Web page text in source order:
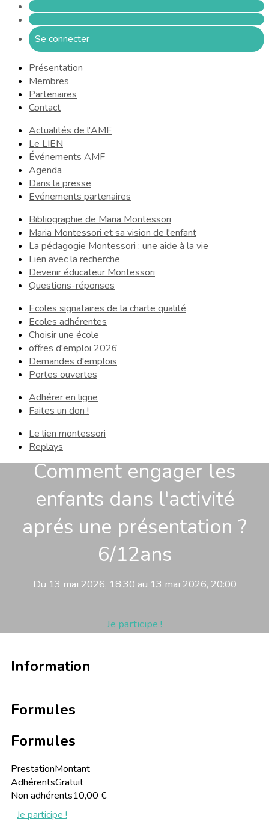
Se connecter
Présentation
Membres
Partenaires
Contact
Actualités de l'AMF
Le LIEN
Événements AMF
Agenda
Dans la presse
Evénements partenaires
Bibliographie de Maria Montessori
Maria Montessori et sa vision de l'enfant
La pédagogie Montessori : une aide à la vie
Lien avec la recherche
Devenir éducateur Montessori
Questions-réponses
Ecoles signataires de la charte qualité
Ecoles adhérentes
Choisir une école
offres d'emploi 2026
Demandes d'emplois
Portes ouvertes
Adhérer en ligne
Faites un don !
Le lien montessori
Replays
Comment engager les
enfants dans l'activité
aprés une présentation ?
6/12ans
Du 13 mai 2026, 18:30 au 13 mai 2026, 20:00
Je participe !
Information
Formules
Formules
PrestationMontant
AdhérentsGratuit
Non adhérents10,00 €
Je participe !